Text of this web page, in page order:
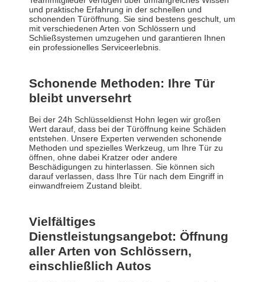
und praktische Erfahrung in der schnellen und
schonenden Türöffnung. Sie sind bestens geschult, um
mit verschiedenen Arten von Schlössern und
Schließsystemen umzugehen und garantieren Ihnen
ein professionelles Serviceerlebnis.
Schonende Methoden: Ihre Tür
bleibt unversehrt
Bei der 24h Schlüsseldienst Hohn legen wir großen
Wert darauf, dass bei der Türöffnung keine Schäden
entstehen. Unsere Experten verwenden schonende
Methoden und spezielles Werkzeug, um Ihre Tür zu
öffnen, ohne dabei Kratzer oder andere
Beschädigungen zu hinterlassen. Sie können sich
darauf verlassen, dass Ihre Tür nach dem Eingriff in
einwandfreiem Zustand bleibt.
Vielfältiges
Dienstleistungsangebot: Öffnung
aller Arten von Schlössern,
einschließlich Autos